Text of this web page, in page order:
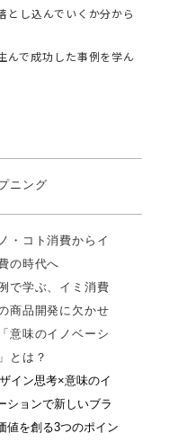
とし込んでいくか分から
んで成功した事例を学ん
ニング
・コト消費からイ
の時代へ
で学ぶ、イミ消費
商品開発に欠かせ
意味のイノベーシ
とは？
ザイン思考×意味のイ
ションで新しいブラ
値を創る3つのポイン